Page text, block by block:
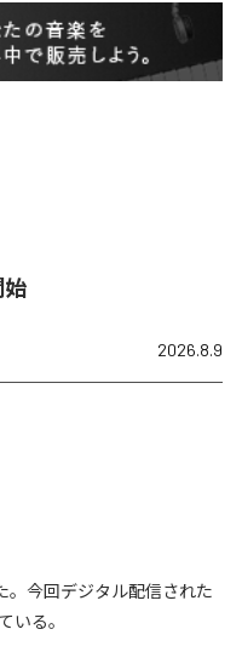
始
2026.8.9
。今回デジタル配信された
いる。